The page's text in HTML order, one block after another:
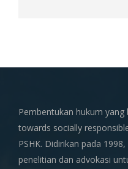
Pembentukan hukum
towards socially
PSHK. Didirikan pada
penelitian dan advokasi